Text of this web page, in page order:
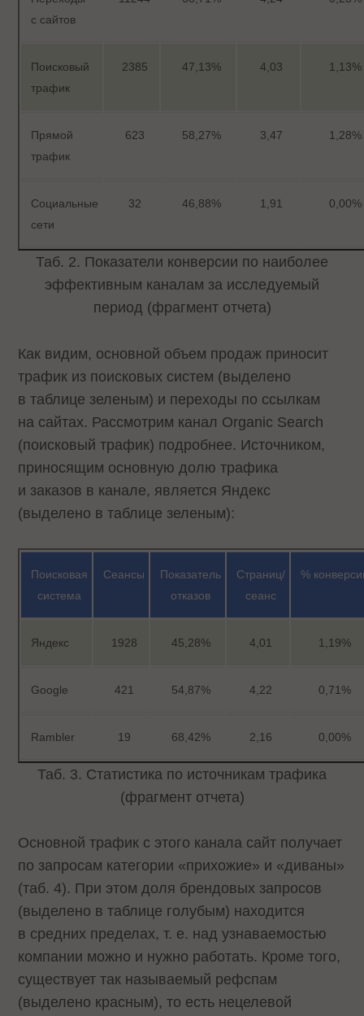
с сайтов
Поисковый
трафик
2385 47,13% 4,03 1,13%
Прямой
трафик
623 58,27% 3,47 1,28%
Социальные
сети
32 46,88% 1,91 0,00%
Таб. 2. Показатели конверсии по наиболее
эффективным каналам за исследуемый
период (фрагмент отчета)
Как видим, основной объем продаж приносит
трафик из поисковых систем (выделено
в таблице зеленым) и переходы по ссылкам
на сайтах. Рассмотрим канал Organic Search
(поисковый трафик) подробнее. Источником,
приносящим основную долю трафика
и заказов в канале, является Яндекс
(выделено в таблице зеленым):
Поисковая
система
Сеансы
Показатель
отказов
Страниц/
сеанс
%
Яндекс 1928 45,28% 4,01 1,19%
Google 421 54,87% 4,22 0,71%
Rambler 19 68,42% 2,16 0,00%
Таб. 3. Статистика по источникам трафика
(фрагмент отчета)
Основной трафик с этого канала сайт получает
по запросам категории «прихожие» и «диваны»
(таб. 4). При этом доля брендовых запросов
(выделено в таблице голубым) находится
в средних пределах, т. е. над узнаваемостью
компании можно и нужно работать. Кроме того,
существует так называемый рефспам
(выделено красным), то есть нецелевой